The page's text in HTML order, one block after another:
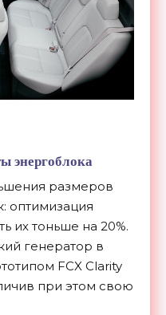
энергоблока
размеров
оптимизация
их тоньше на 20%.
генератор в
FCX Clarity
при этом свою